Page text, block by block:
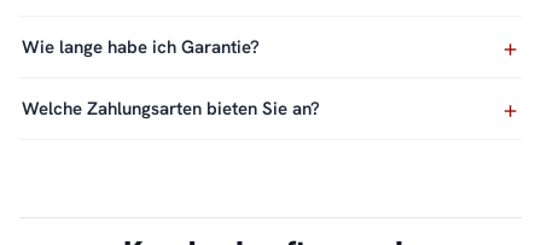
Wie lange habe ich Garantie?
Welche Zahlungsarten bieten Sie an?